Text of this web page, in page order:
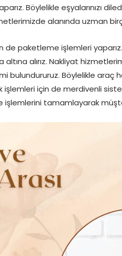
Böylelikle eşyalarınızı
alanında uzman
de paketleme işlemleri
altına alırız. Nakliyat
Böylelikle araç
işlemleri için de merdivenli
işlemlerini tamamlayarak